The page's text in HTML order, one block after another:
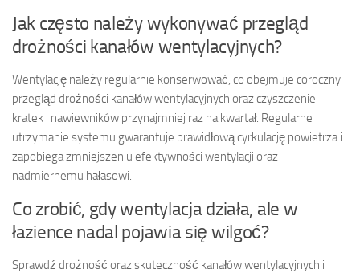
Jak często należy wykonywać przegląd
drożności kanałów wentylacyjnych?
Wentylację należy regularnie konserwować, co obejmuje coroczny
przegląd drożności kanałów wentylacyjnych oraz czyszczenie
kratek i nawiewników przynajmniej raz na kwartał. Regularne
utrzymanie systemu gwarantuje prawidłową cyrkulację powietrza i
zapobiega zmniejszeniu efektywności wentylacji oraz
nadmiernemu hałasowi.
Co zrobić, gdy wentylacja działa, ale w
łazience nadal pojawia się wilgoć?
Sprawdź drożność oraz skuteczność kanałów wentylacyjnych i